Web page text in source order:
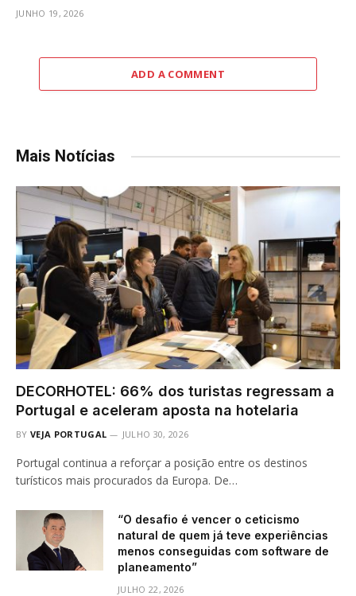
JUNHO 19, 2026
ADD A COMMENT
Mais Notícias
DECORHOTEL: 66% dos turistas regressam a
Portugal e aceleram aposta na hotelaria
BY VEJA PORTUGAL JULHO 30, 2026
Portugal continua a reforçar a posição entre os destinos
turísticos mais procurados da Europa. De…
“O desafio é vencer o ceticismo
natural de quem já teve experiências
menos conseguidas com software de
planeamento”
JULHO 22, 2026